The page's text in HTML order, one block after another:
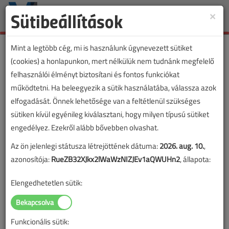
Toggle
Címke: Dokumentálás
„Dokumentálás” címkével jelölt tartalmak
×
Sütibeállítások
Mint a legtöbb cég, mi is használunk úgynevezett sütiket
(cookies) a honlapunkon, mert nélkülük nem tudnánk megfelelő
felhasználói élményt biztosítani és fontos funkciókat
működtetni. Ha beleegyezik a sütik használatába, válassza azok
elfogadását. Önnek lehetősége van a feltétlenül szükséges
sütiken kívül egyénileg kiválasztani, hogy milyen típusú sütiket
engedélyez. Ezekről alább bővebben olvashat.
Az ön jelenlegi státusza létrejöttének dátuma:2026. aug. 10.,
azonosítója:RueZB32XJkx2lWaWzNIZJEv1aQWUHn2, állapota:
Elengedhetetlen sütik:
Funkcionális sütik: